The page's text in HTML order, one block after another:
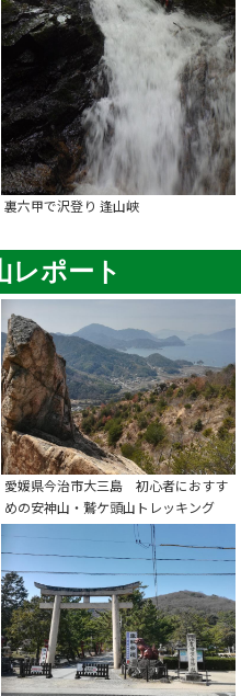
裏六甲で沢登り 逢山峡
レポート
愛媛県今治市大三島 初心者におすす
めの安神山・鷲ケ頭山トレッキング